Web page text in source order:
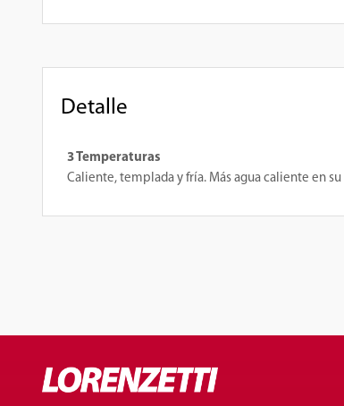
Detalle
3 Temperaturas
Caliente, templada y fría. Más agua caliente en